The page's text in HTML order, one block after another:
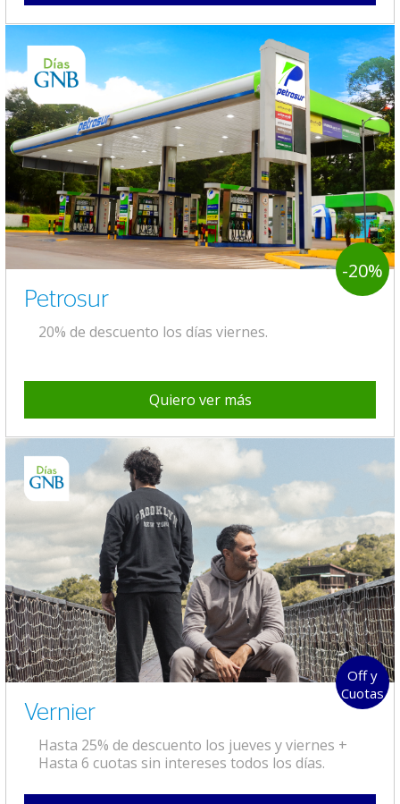
-20%
Petrosur
20% de descuento los días viernes.
Quiero ver más
Off y
Cuotas
Vernier
Hasta 25% de descuento los jueves y viernes +
Hasta 6 cuotas sin intereses todos los días.